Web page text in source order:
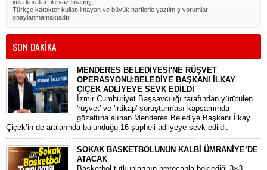
imla kuralları ile yazılmamış,
Türkçe karakter kullanılmayan ve büyük harflerle yazılmış yorumlar
onaylanmamaktadır.
SON DAKİKA
MENDERES BELEDİYESİ'NE RÜŞVET
OPERASYONU:BELEDİYE BAŞKANI İLKAY
ÇİÇEK ADLİYEYE SEVK EDİLDİ
​İzmir Cumhuriyet Başsavcılığı tarafından yürütülen
'rüşvet' ve 'irtikap' soruşturması kapsamında
gözaltına alınan Menderes Belediye Başkanı İlkay
Çiçek’in de aralarında bulunduğu 16 şüpheli adliyeye sevk edildi.
SOKAK BASKETBOLUNUN KALBİ ÜMRANİYE’DE
ATACAK